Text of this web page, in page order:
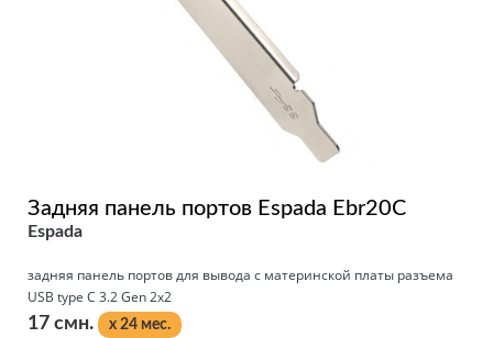
Задняя панель портов Espada Ebr20C
Espada
задняя панель портов для вывода с материнской платы разъема
USB type C 3.2 Gen 2х2
17 смн.
x 24 мес.